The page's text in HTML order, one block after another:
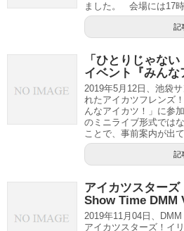
ました。 会場には17時
記
「ひとりじゃな
イベント『みんな
2019年5月12日、池袋
れたアイカツフレンズ
んなアイカツ！」に参
のミニライブ形式では
ことで、事前案内が出
記
アイカツスター
Show Time DMM
2019年11月04日、
アイカツスターズ！イ